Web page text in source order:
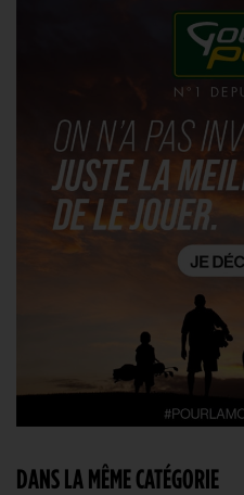
DANS LA MÊME CATÉGORIE